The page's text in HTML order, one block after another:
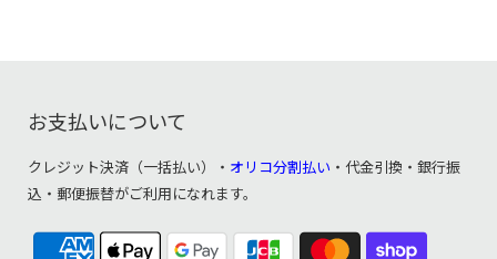
お支払いについて
クレジット決済（一括払い）・ オリコ分割払い ・代金引換・銀行振
込・郵便振替がご利用になれます。